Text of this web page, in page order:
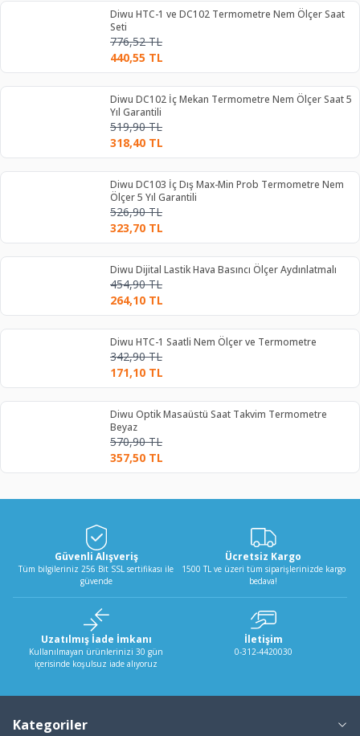
Diwu HTC-1 ve DC102 Termometre Nem Ölçer Saat
Seti
776,52TL
440,55 TL
Diwu DC102 İç Mekan Termometre Nem Ölçer Saat 5
Yıl Garantili
519,90TL
318,40 TL
Diwu DC103 İç Dış Max-Min Prob Termometre Nem
Ölçer 5 Yıl Garantili
526,90TL
323,70 TL
Diwu Dijital Lastik Hava Basıncı Ölçer Aydınlatmalı
454,90TL
264,10 TL
Diwu HTC-1 Saatli Nem Ölçer ve Termometre
342,90TL
171,10 TL
Diwu Optik Masaüstü Saat Takvim Termometre
Beyaz
570,90TL
357,50 TL
Güvenli Alışveriş
Tüm bilgileriniz 256 Bit SSL sertifikası ile
güvende
Ücretsiz Kargo
1500 TL ve üzeri tüm siparişlerinizde kargo
bedava!
Uzatılmış İade İmkanı
Kullanılmayan ürünlerinizi 30 gün
içerisinde koşulsuz iade alıyoruz
İletişim
0-312-4420030
Kategoriler